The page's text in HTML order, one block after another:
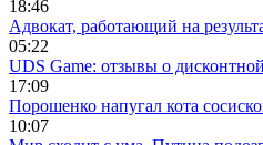
18:46
Адвокат, работающий на
05:22
UDS Game: отзывы о
17:09
Порошенко напугал кота
10:07